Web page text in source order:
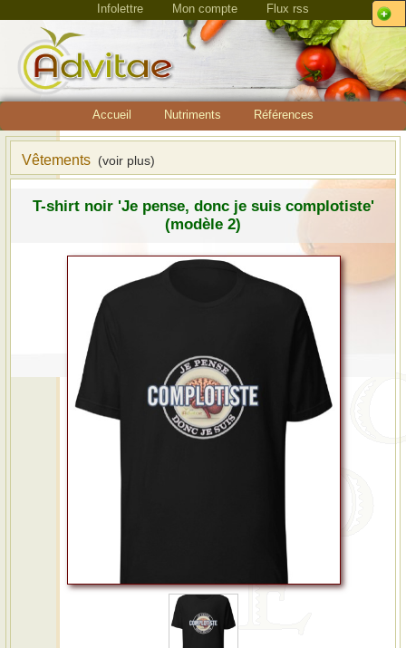
Infolettre Mon compte Flux rss
Accueil Nutriments Références
Vêtements (voir plus)
T-shirt noir 'Je pense, donc je suis complotiste'
(modèle 2)